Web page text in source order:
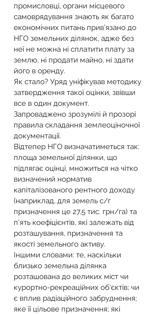
промисловці, органи місцевого
самоврядування знають як багато
економічних питань прив’язано до
НГО земельних ділянок, адже без
неї не можна ні сплатити плату за
землю, ні продати майно, ні здати
його в оренду.
Як стало? Уряд уніфікував методику
затвердження такої оцінки, звівши
все в один документ.
Запроваджено зрозумілі й прозорі
правила складання землеоціночної
документації.
Відтепер НГО визначатиметься так:
площа земельної ділянки, що
підлягає оцінці, множиться на чітко
визначений норматив
капіталізованого рентного доходу
(наприклад, для земель с/г
призначення це 27,5 тис. грн/га) та
п'ять коефіцієнтів, які залежать від
розташування, призначення та
якості земельного активу.
Іншими словами: те, наскільки
близько земельна ділянка
розташована до великих міст чи
курортно-рекреаційних об'єктів; чи
є вплив радіаційного забруднення;
яке її цільове призначення; які